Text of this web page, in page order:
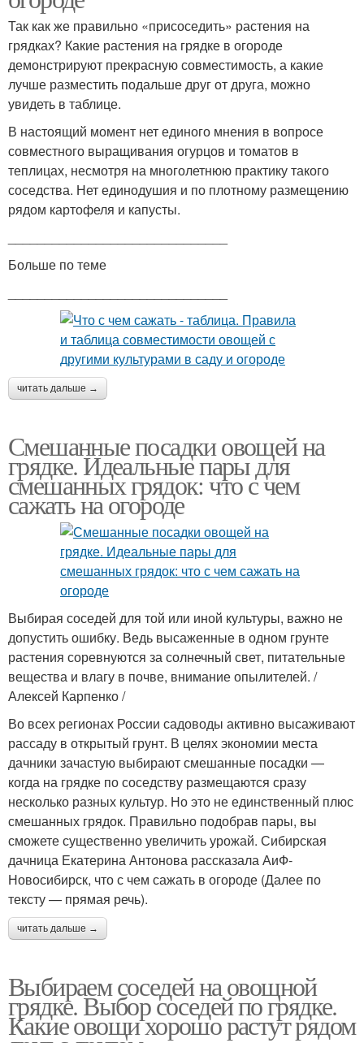
Так как же правильно «присоседить» растения на
грядках? Какие растения на грядке в огороде
демонстрируют прекрасную совместимость, а какие
лучше разместить подальше друг от друга, можно
увидеть в таблице.
В настоящий момент нет единого мнения в вопросе
совместного выращивания огурцов и томатов в
теплицах, несмотря на многолетнюю практику такого
соседства. Нет единодушия и по плотному размещению
рядом картофеля и капусты.
Больше по теме
читать дальше →
Смешанные посадки овощей на
грядке. Идеальные пары для
смешанных грядок: что с чем
сажать на огороде
Выбирая соседей для той или иной культуры, важно не
допустить ошибку. Ведь высаженные в одном грунте
растения соревнуются за солнечный свет, питательные
вещества и влагу в почве, внимание опылителей. /
Алексей Карпенко /
Во всех регионах России садоводы активно высаживают
рассаду в открытый грунт. В целях экономии места
дачники зачастую выбирают смешанные посадки —
когда на грядке по соседству размещаются сразу
несколько разных культур. Но это не единственный плюс
смешанных грядок. Правильно подобрав пары, вы
сможете существенно увеличить урожай. Сибирская
дачница Екатерина Антонова рассказала АиФ-
Новосибирск, что с чем сажать в огороде (Далее по
тексту — прямая речь).
читать дальше →
Выбираем соседей на овощной
грядке. Выбор соседей по грядке.
Какие овощи хорошо растут рядом